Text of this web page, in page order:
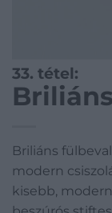
33. tétel:
Briliáns
modern
kisebb, modern